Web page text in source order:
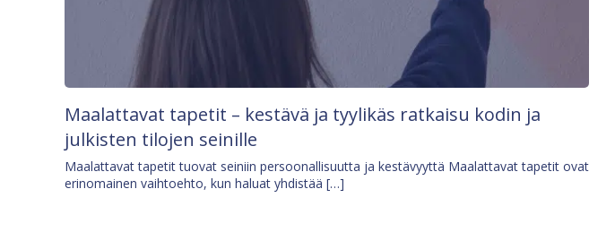
Maalattavat tapetit – kestävä ja tyylikäs ratkaisu kodin ja
julkisten tilojen seinille
Maalattavat tapetit tuovat seiniin persoonallisuutta ja kestävyyttä Maalattavat tapetit ovat
erinomainen vaihtoehto, kun haluat yhdistää […]